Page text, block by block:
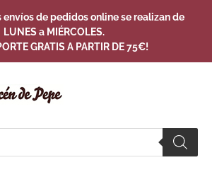
envíos de pedidos online se realizan de
LUNES a MIÉRCOLES.
GRATIS A PARTIR DE 75€!